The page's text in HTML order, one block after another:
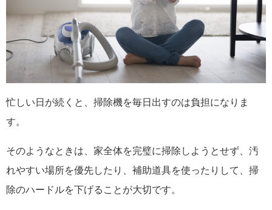
忙しい日が続くと、掃除機を毎日出すのは負担になりま
す。
そのようなときは、家全体を完璧に掃除しようとせず、汚
れやすい場所を優先したり、補助道具を使ったりして、掃
除のハードルを下げることが大切です。